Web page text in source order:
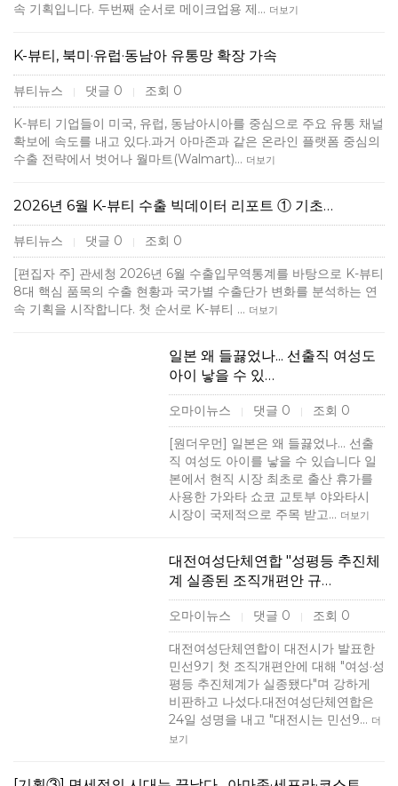
속 기획입니다. 두번째 순서로 메이크업용 제… 더보기
K-뷰티, 북미·유럽·동남아 유통망 확장 가속
뷰티뉴스 | 댓글 0 | 조회 0
K-뷰티 기업들이 미국, 유럽, 동남아시아를 중심으로 주요 유통 채널
확보에 속도를 내고 있다.과거 아마존과 같은 온라인 플랫폼 중심의
수출 전략에서 벗어나 월마트(Walmart)… 더보기
2026년 6월 K-뷰티 수출 빅데이터 리포트 ① 기초…
뷰티뉴스 | 댓글 0 | 조회 0
[편집자 주] 관세청 2026년 6월 수출입무역통계를 바탕으로 K-뷰티
8대 핵심 품목의 수출 현황과 국가별 수출단가 변화를 분석하는 연
속 기획을 시작합니다. 첫 순서로 K-뷰티 … 더보기
일본 왜 들끓었나... 선출직 여성도
아이 낳을 수 있…
오마이뉴스 | 댓글 0 | 조회 0
[원더우먼] 일본은 왜 들끓었나... 선출
직 여성도 아이를 낳을 수 있습니다 일
본에서 현직 시장 최초로 출산 휴가를
사용한 가와타 쇼코 교토부 야와타시
시장이 국제적으로 주목 받고… 더보기
대전여성단체연합 "성평등 추진체
계 실종된 조직개편안 규…
오마이뉴스 | 댓글 0 | 조회 0
대전여성단체연합이 대전시가 발표한
민선9기 첫 조직개편안에 대해 "여성·성
평등 추진체계가 실종됐다"며 강하게
비판하고 나섰다.대전여성단체연합은
24일 성명을 내고 "대전시는 민선9… 더
보기